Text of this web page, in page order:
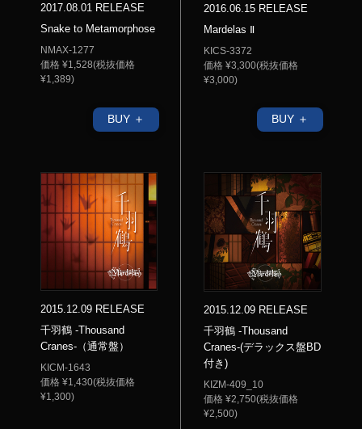
2017.08.01 RELEASE
Snake to Metamorphose
NMAX-1277
価格 ¥1,528(税抜価格
¥1,389)
BUY ＋
2016.06.15 RELEASE
Mardelas Ⅱ
KICS-3372
価格 ¥3,300(税抜価格
¥3,000)
BUY ＋
2015.12.09 RELEASE
千羽鶴 -Thousand
Cranes-（通常盤）
KICM-1643
価格 ¥1,430(税抜価格
¥1,300)
2015.12.09 RELEASE
千羽鶴 -Thousand
Cranes-(デラックス盤BD
付き)
KIZM-409_10
価格 ¥2,750(税抜価格
¥2,500)